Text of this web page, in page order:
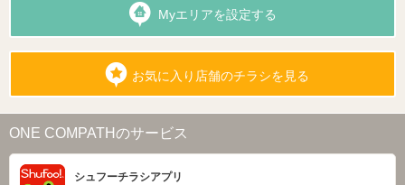
Myエリアを設定する
お気に入り店舗のチラシを見る
ONE COMPATHのサービス
シュフーチラシアプリ